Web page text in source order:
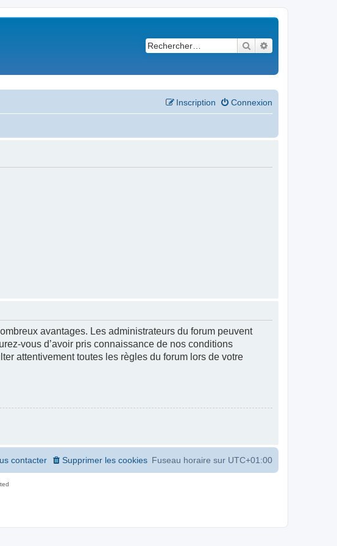
Rechercher
Connexion
Inscription
avantages. Les administrateurs du forum peuvent
vous d’avoir pris connaissance de nos conditions
attentivement toutes les règles du forum lors de votre
Fuseau horaire sur UTC+01:00
Supprimer les cookies
contacter